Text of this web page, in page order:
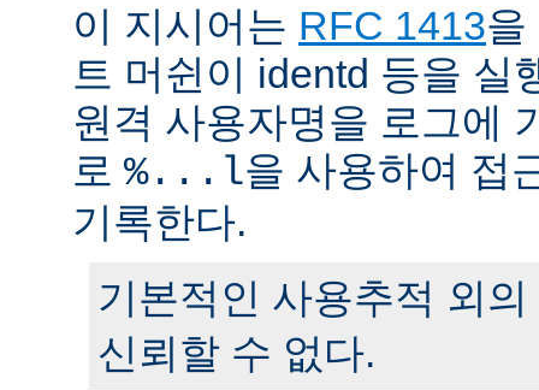
이 지시어는 RFC 1413을
트 머쉰이 identd 등을 실
원격 사용자명을 로그에
로 %...l을 사용하여 접
기록한다.
기본적인 사용추적 외
신뢰할 수 없다.